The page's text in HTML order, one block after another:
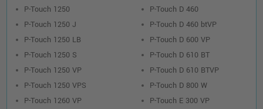
P-Touch 1250
P-Touch 1250 J
P-Touch 1250 LB
P-Touch 1250 S
P-Touch 1250 VP
P-Touch 1250 VPS
P-Touch 1260 VP
P-Touch D 460
P-Touch D 460 btVP
P-Touch D 600 VP
P-Touch D 610 BT
P-Touch D 610 BTVP
P-Touch D 800 W
P-Touch E 300 VP